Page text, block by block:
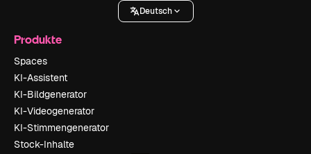
Deutsch
Produkte
Spaces
KI-Assistent
KI-Bildgenerator
KI-Videogenerator
KI-Stimmengenerator
Stock-Inhalte